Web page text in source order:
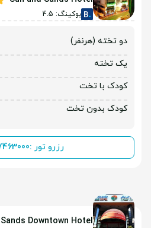
بوکینگ: 4.5
دو تخته (هرنفر)
یک تخته
کودک با تخت
کودک بدون تخت
رزرو تور :
Downtown Hotel